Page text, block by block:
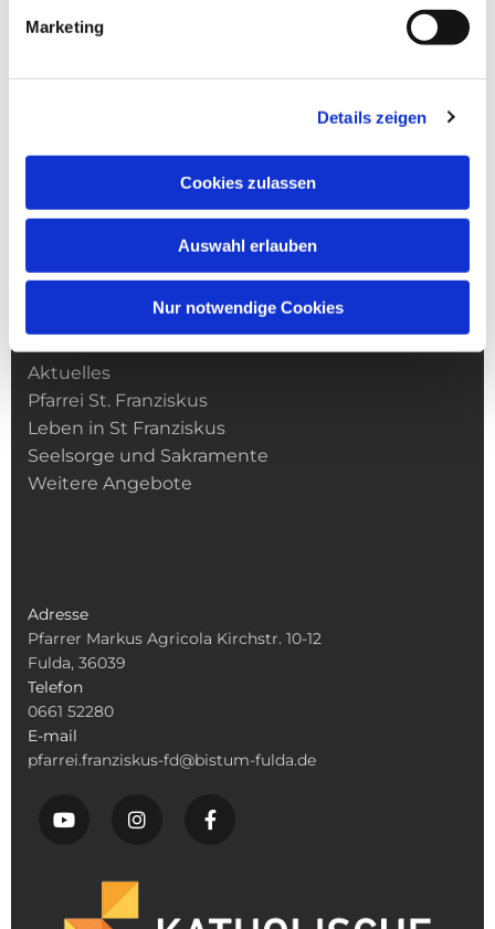
Marketing
Details zeigen
Cookies zulassen
Auswahl erlauben
Nur notwendige Cookies
Kirchengemeinde­­ St. Franziskus
Aktuelles
Pfarrei St. Franziskus
Leben in St Franziskus
Seelsorge und Sakramente
Weitere Angebote
Adresse
Pfarrer Markus Agricola Kirchstr. 10-12
Fulda, 36039
Telefon
0661 52280
E-mail
pfarrei.franziskus-fd@bistum-fulda.de